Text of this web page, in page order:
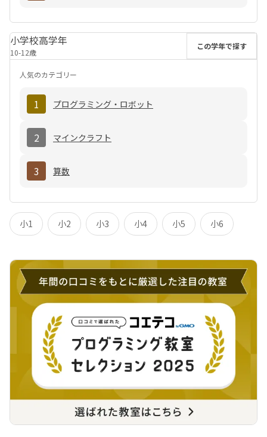
小学校高学年
10-12歳
この学年で探す
人気のカテゴリー
1 プログラミング・ロボット
2 マインクラフト
3 算数
小1 小2 小3 小4 小5 小6